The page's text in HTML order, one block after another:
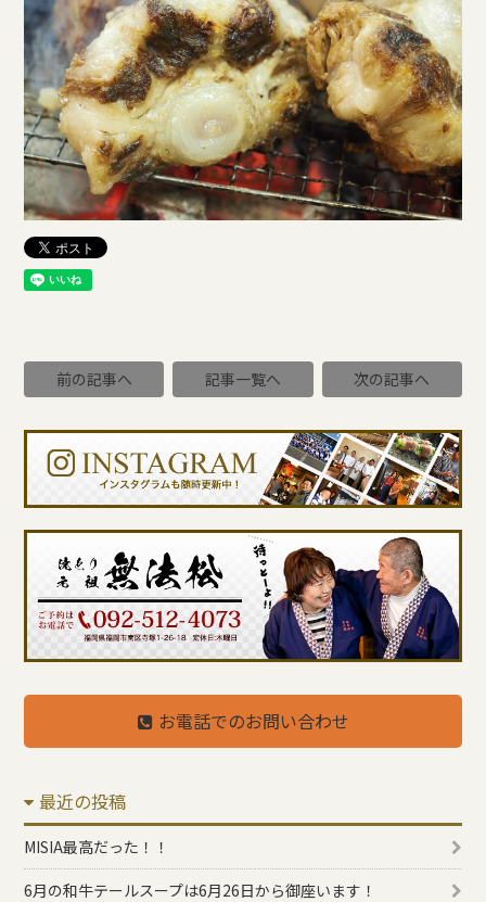
前の記事へ 記事一覧へ 次の記事へ
お電話でのお問い合わせ
最近の投稿
MISIA最高だった！！
6月の和牛テールスープは6月26日から御座います！